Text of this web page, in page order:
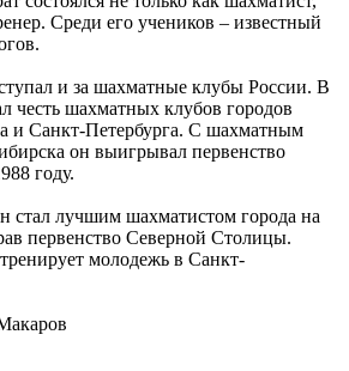
Среди его учеников – известный
и за шахматные клубы России. В
честь шахматных клубов городов
и Санкт-Петербурга. С шахматным
он выигрывал первенство
году.
стал лучшим шахматистом города на
первенство Северной Столицы.
молодежь в Санкт-